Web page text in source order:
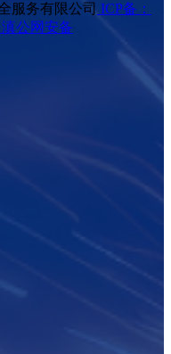
服务有限公司 ICP备：
公网安备